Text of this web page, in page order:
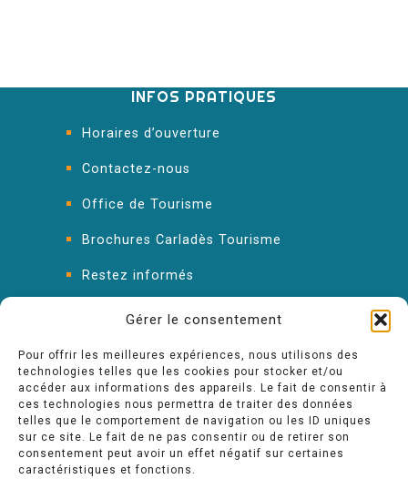
Gérer le consentement
Pour offrir les meilleures expériences, nous utilisons des
technologies telles que les cookies pour stocker et/ou
accéder aux informations des appareils. Le fait de consentir à
ces technologies nous permettra de traiter des données
telles que le comportement de navigation ou les ID uniques
sur ce site. Le fait de ne pas consentir ou de retirer son
consentement peut avoir un effet négatif sur certaines
caractéristiques et fonctions.
INFOS PRATIQUES
Horaires d’ouverture
Contactez-nous
Office de Tourisme
Brochures Carladès Tourisme
Restez informés
FAQ : les réponses à vos questions